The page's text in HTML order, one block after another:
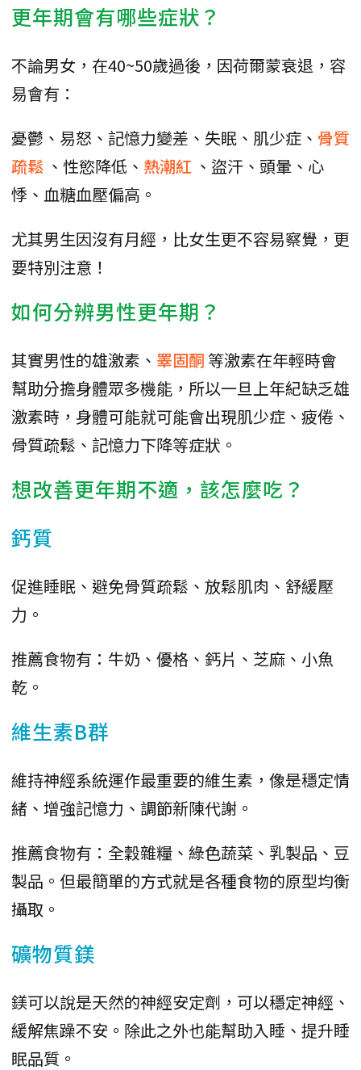
更年期會有哪些症狀？
不論男女，在40~50歲過後，因荷爾蒙衰退，容
易會有：
憂鬱、易怒、記憶力變差、失眠、肌少症、 骨質
疏鬆 、性慾降低、 熱潮紅 、盜汗、頭暈、心
悸、血糖血壓偏高。
尤其男生因沒有月經，比女生更不容易察覺，更
要特別注意！
如何分辨男性更年期？
其實男性的雄激素、 睪固酮 等激素在年輕時會
幫助分擔身體眾多機能，所以一旦上年紀缺乏雄
激素時，身體可能就可能會出現肌少症、疲倦、
骨質疏鬆、記憶力下降等症狀。
想改善更年期不適，該怎麼吃？
鈣質
促進睡眠、避免骨質疏鬆、放鬆肌肉、舒緩壓
力。
推薦食物有：牛奶、優格、鈣片、芝麻、小魚
乾。
維生素B群
維持神經系統運作最重要的維生素，像是穩定情
緒、增強記憶力、調節新陳代謝。
推薦食物有：全穀雜糧、綠色蔬菜、乳製品、豆
製品。但最簡單的方式就是各種食物的原型均衡
攝取。
礦物質鎂
鎂可以說是天然的神經安定劑，可以穩定神經、
緩解焦躁不安。除此之外也能幫助入睡、提升睡
眠品質。